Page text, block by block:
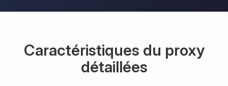
Caractéristiques du proxy
détaillées